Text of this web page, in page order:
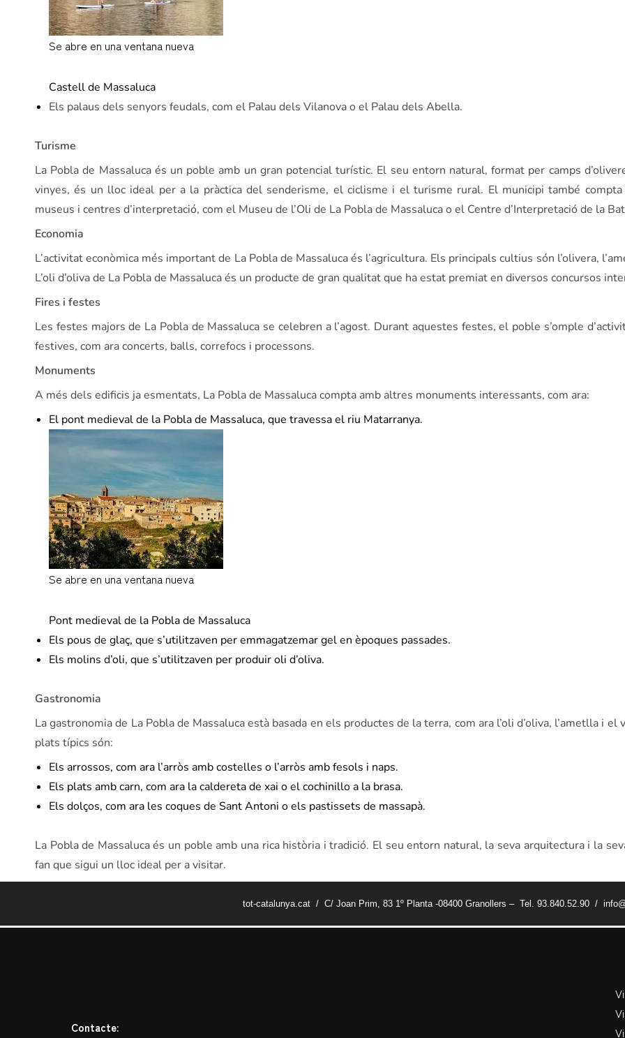
Se abre en una ventana nueva
Castell de Massaluca
Els palaus dels senyors feudals, com el Palau dels Vilanova o el Palau dels Abella.
Turisme
La Pobla de Massaluca és un poble amb un gran potencial turístic. El seu entorn natural, format per camps
vinyes, és un lloc ideal per a la pràctica del senderisme, el ciclisme i el turisme rural. El municipi també compta
museus i centres d’interpretació, com el Museu de l’Oli de La Pobla de Massaluca o el Centre d’Interpretació de la
Economia
L’activitat econòmica més important de La Pobla de Massaluca és l’agricultura. Els principals cultius són l’olivera,
L’oli d’oliva de La Pobla de Massaluca és un producte de gran qualitat que ha estat premiat en diversos concursos
Fires i festes
Les festes majors de La Pobla de Massaluca se celebren a l’agost. Durant aquestes festes, el poble s’omple
festives, com ara concerts, balls, correfocs i processons.
Monuments
A més dels edificis ja esmentats, La Pobla de Massaluca compta amb altres monuments interessants, com ara:
El pont medieval de la Pobla de Massaluca, que travessa el riu Matarranya.
Se abre en una ventana nueva
Pont medieval de la Pobla de Massaluca
Els pous de glaç, que s’utilitzaven per emmagatzemar gel en èpoques passades.
Els molins d’oli, que s’utilitzaven per produir oli d’oliva.
Gastronomia
La gastronomia de La Pobla de Massaluca està basada en els productes de la terra, com ara l’oli d’oliva, l’ametlla i el
plats típics són:
Els arrossos, com ara l’arròs amb costelles o l’arròs amb fesols i naps.
Els plats amb carn, com ara la caldereta de xai o el cochinillo a la brasa.
Els dolços, com ara les coques de Sant Antoni o els pastissets de massapà.
La Pobla de Massaluca és un poble amb una rica història i tradició. El seu entorn natural, la seva arquitectura i la
fan que sigui un lloc ideal per a visitar.
tot-catalunya.cat / C/ Joan Prim, 83 1º Planta -08400 Granollers – Tel. 93.840.52.90 /
Contacte: